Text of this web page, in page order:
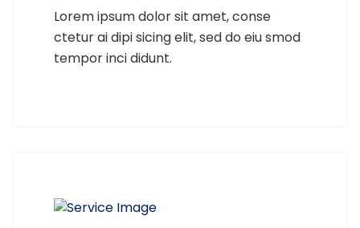
Lorem ipsum dolor sit amet, conse
ctetur ai dipi sicing elit, sed do eiu smod
tempor inci didunt.